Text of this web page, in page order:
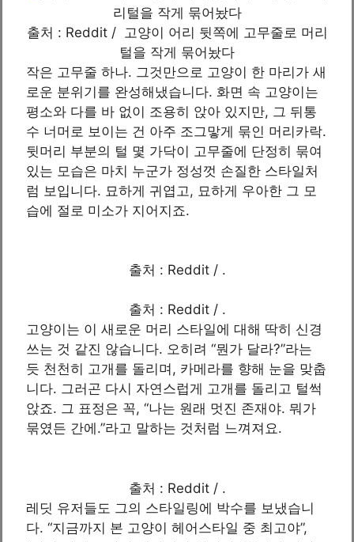
출처 : Reddit / 고양이 어리 뒷쪽에 고무줄로 머리
털을 작게 묶어놨다
작은 고무줄 하나. 그것만으로 고양이 한 마리가 새
로운 분위기를 완성해냈습니다. 화면 속 고양이는
평소와 다를 바 없이 조용히 앉아 있지만, 그 뒤통
수 너머로 보이는 건 아주 조그맣게 묶인 머리카락.
뒷머리 부분의 털 몇 가닥이 고무줄에 단정히 묶여
있는 모습은 마치 누군가 정성껏 손질한 스타일처
럼 보입니다. 묘하게 귀엽고, 묘하게 우아한 그 모
습에 절로 미소가 지어지죠.
출처 : Reddit / .
출처 : Reddit / .
고양이는 이 새로운 머리 스타일에 대해 딱히 신경
쓰는 것 같진 않습니다. 오히려 “뭔가 달라?”라는
듯 천천히 고개를 돌리며, 카메라를 향해 눈을 맞춥
니다. 그러곤 다시 자연스럽게 고개를 돌리고 털썩
앉죠. 그 표정은 꼭, “나는 원래 멋진 존재야. 뭐가
묶였든 간에.”라고 말하는 것처럼 느껴져요.
출처 : Reddit / .
레딧 유저들도 그의 스타일링에 박수를 보냈습니
다. “지금까지 본 고양이 헤어스타일 중 최고야”,